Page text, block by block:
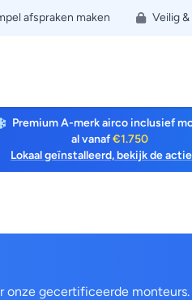
afspraken maken Veilig
Premium A-merk airco inclusief
al vanaf€1.750
Lokaal geïnstalleerd, bekijk de actie
gecertificeerde